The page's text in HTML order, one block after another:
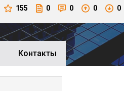
155 0 0 0 0
Контакты